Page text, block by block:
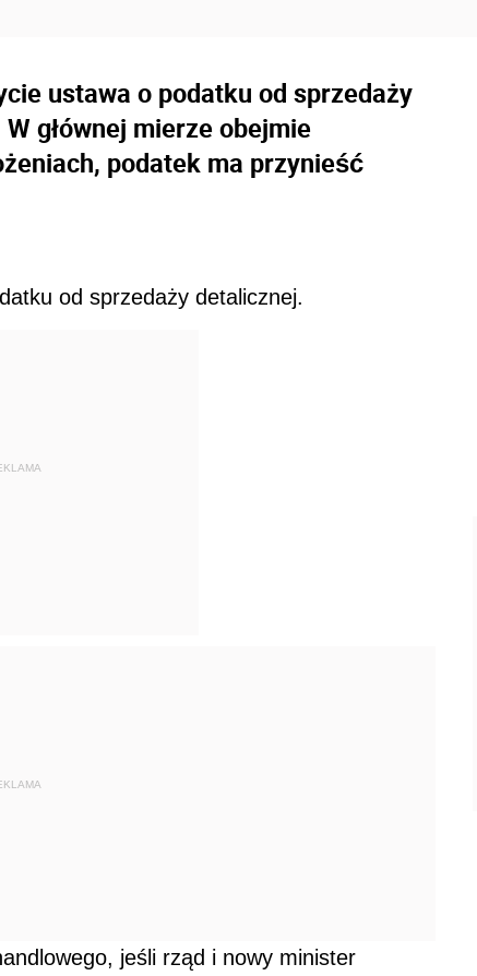
ustawa o podatku od sprzedaży
głównej mierze obejmie
podatek ma przynieść
od sprzedaży detalicznej.
jeśli rząd i nowy minister